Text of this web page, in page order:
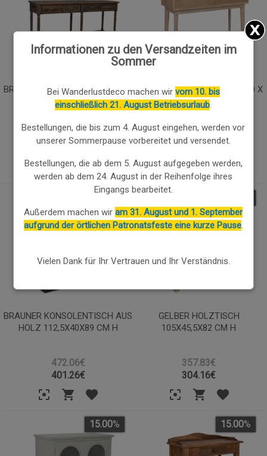
BRAUNER KONSOLENTISCH AUS
HOLZ 190X50X90,5 CM H
838.01€
BRAUNE DIELE AUS HOLZ, 100 X
40,5 X 77 CM (H)
226.81€
BRAUNER KONSOLENTISCH AUS
HOLZ 112,5X40X89 CM H
472.06€
15.00
401.26€
GELBER HOLZTISCH
105X45,5X82 CM H
357.83€
304.16€
15.00% 15.00%
Informationen zu den Versandzeiten im
Sommer
Bei Wanderlustdeco machen wir vom 10. bis
einschließlich 21. August Betriebsurlaub.
Bestellungen, die bis zum 4. August eingehen, werden vor
unserer Sommerpause vorbereitet und versendet.
Bestellungen, die ab dem 5. August aufgegeben werden,
werden ab dem 24. August in der Reihenfolge ihres
Eingangs bearbeitet.
Außerdem machen wiram 31. August und 1. September
aufgrund der örtlichen Patronatsfeste eine kurze Pause.
Vielen Dank für Ihr Vertrauen und Ihr Verständnis.